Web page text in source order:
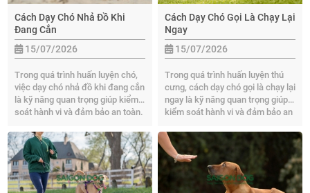
Cách Dạy Chó Nhả Đồ Khi
Đang Cắn
15/07/2026
Trong quá trình huấn luyện chó,
việc dạy chó nhả đồ khi đang cắn
là kỹ năng quan trọng giúp kiểm
soát hành vi và đảm bảo an toàn.
sẽ hướng dẫn đến bạn chi tiết
các phương pháp đơn giản, dễ áp
dụng tại nhà để huấn luyện chó
hiệu quả và đúng cách.
Cách Dạy Chó Gọi Là Chạy Lại
Ngay
15/07/2026
Trong quá trình huấn luyện thú
cưng, cách dạy chó gọi là chạy lại
ngay là kỹ năng quan trọng giúp
kiểm soát hành vi và đảm bảo an
huống. Trong bài viết này, Sài
Gòn Dog sẽ hướng dẫn chi tiết
phương pháp huấn luyện hiệu
quả, dễ áp dụng cho mọi giống
chó.